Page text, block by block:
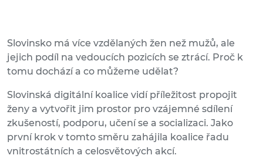
Slovinsko má více vzdělaných žen než mužů, ale
jejich podíl na vedoucích pozicích se ztrácí. Proč k
tomu dochází a co můžeme udělat?
Slovinská digitální koalice vidí příležitost propojit
ženy a vytvořit jim prostor pro vzájemné sdílení
zkušeností, podporu, učení se a socializaci. Jako
první krok v tomto směru zahájila koalice řadu
vnitrostátních a celosvětových akcí.